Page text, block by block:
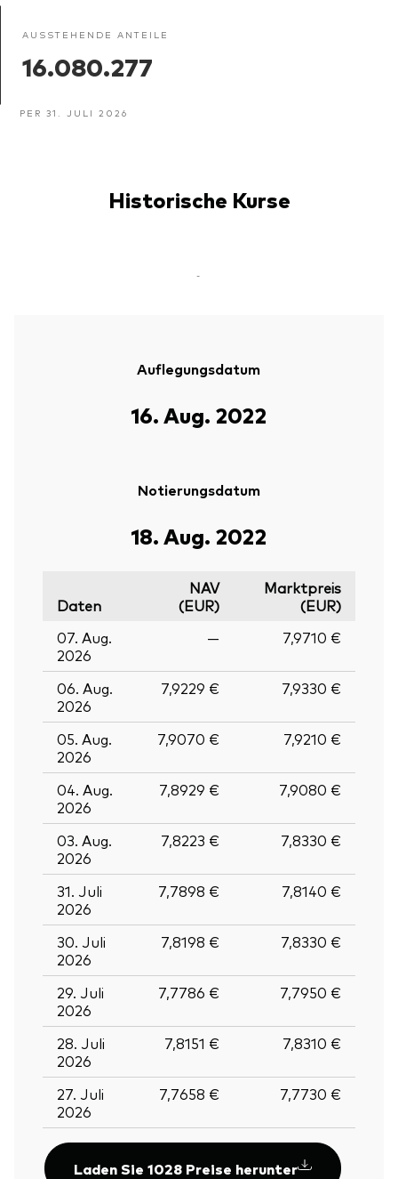
AUSSTEHENDE ANTEILE
16.080.277
PER 31. JULI 2026
Historische Kurse
-
Auflegungsdatum
16. Aug. 2022
Notierungsdatum
18. Aug. 2022
Daten
NAV
(EUR)
Marktpreis
(EUR)
07. Aug.
2026
— 7,9710 €
06. Aug.
2026
7,9229 € 7,9330 €
05. Aug.
2026
7,9070 € 7,9210 €
04. Aug.
2026
7,8929 € 7,9080 €
03. Aug.
2026
7,8223 € 7,8330 €
31. Juli
2026
7,7898 € 7,8140 €
30. Juli
2026
7,8198 € 7,8330 €
29. Juli
2026
7,7786 € 7,7950 €
28. Juli
2026
7,8151 € 7,8310 €
27. Juli
2026
7,7658 € 7,7730 €
Laden Sie 1028 Preise herunter